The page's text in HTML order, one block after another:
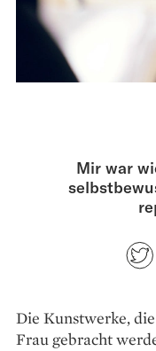
Mir war
Die Kunstwerke,
Frau gebracht